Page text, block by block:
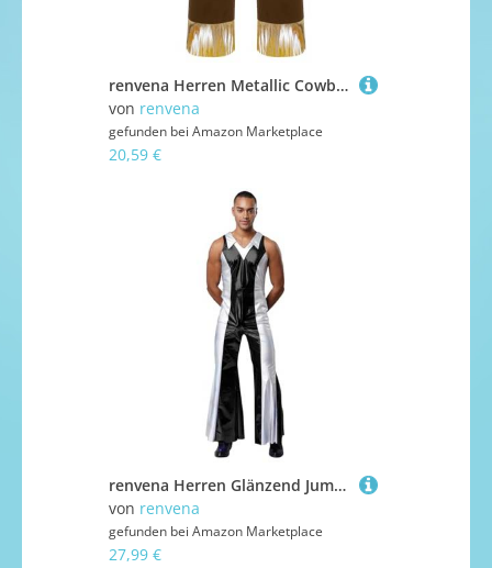
renvena Herren Metallic Cowboyhose Lang Hose Chaps Überzughose mit Quasten Saum Vintage Western Kostüm Fasching Karneval Outfit Braun M
von renvena
gefunden bei Amazon Marketplace
20,59 €
renvena Herren Glänzend Jumpsuit Einteiler Anzug Overall Ärmellos Schlager mit Kontrastfarbe Hippie Disco Outfit Halloween Rave Party Kostüm Schwarz M
von renvena
gefunden bei Amazon Marketplace
27,99 €